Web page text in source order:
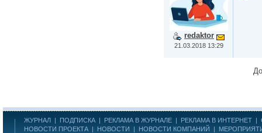
redaktor
21.03.2018 13:29
ЖУРНАЛ | ПОДПИСКА | РЕКЛАМА В ЖУРНАЛЕ | РЕКЛАМА В ИНТЕРНЕТ |
НОВОСТИ ПРОЕКТА | НОВОСТИ | НОВОСТИ КОМПАНИЙ |